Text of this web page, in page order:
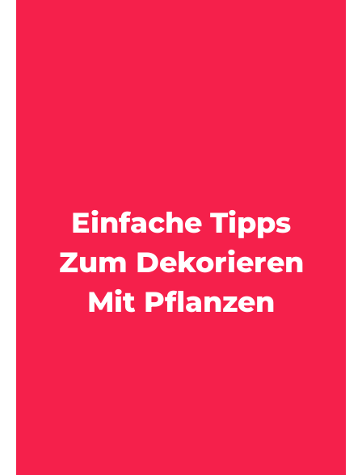
Einfache Tipps
Zum Dekorieren
Mit Pflanzen